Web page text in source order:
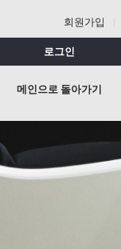
회원가입
로그인
메인으로 돌아가기